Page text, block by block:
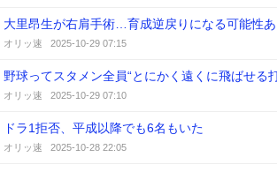
大里昂生が右肩手術…育成逆戻りになる可能性
オリッ速 2025-10-29 07:15
野球ってスタメン全員“とにかく遠くに飛ばせ
オリッ速 2025-10-29 07:10
ドラ1拒否、平成以降でも6名もいた
オリッ速 2025-10-28 22:05